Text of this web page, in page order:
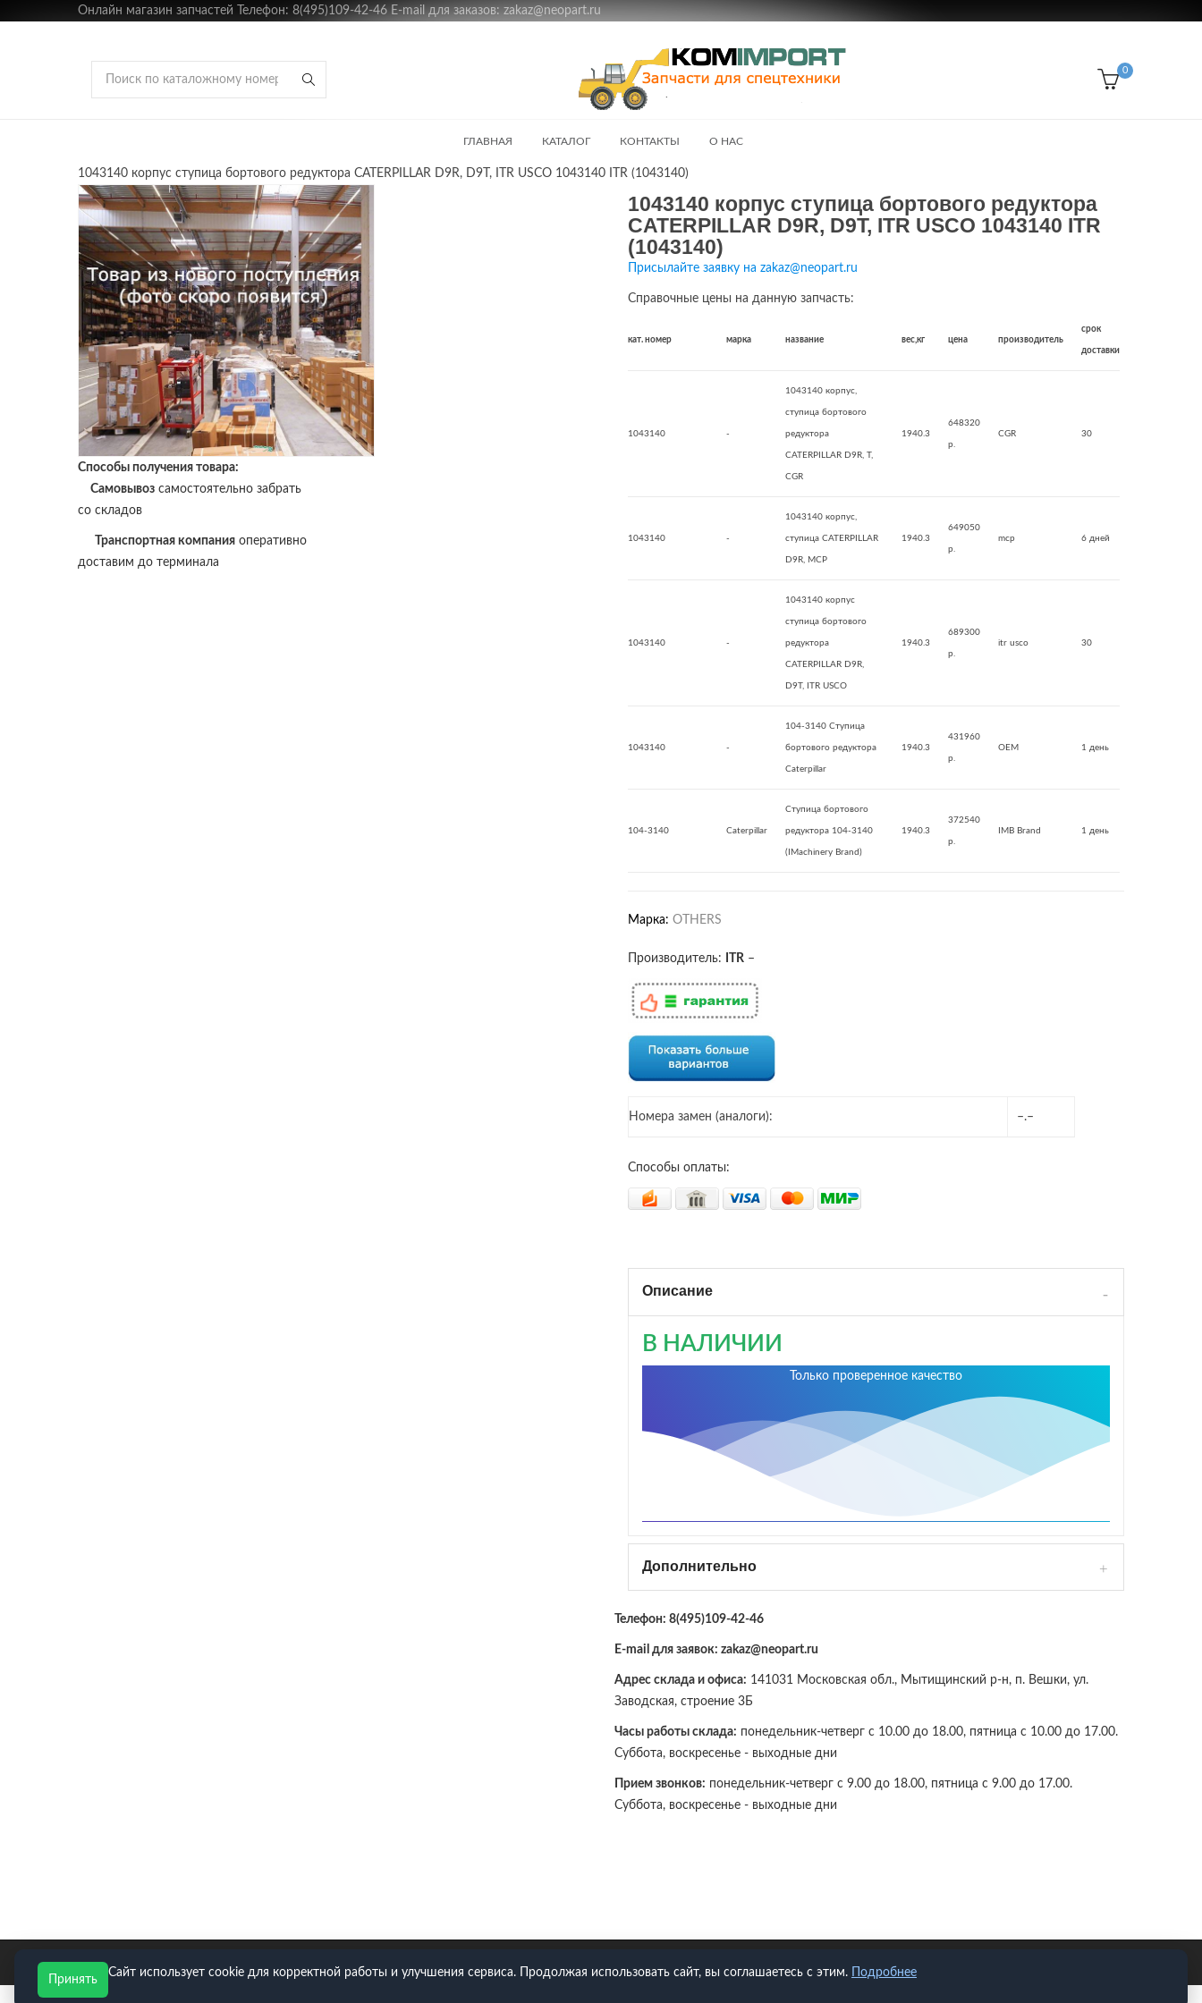
Онлайн магазин запчастей Телефон: 8(495)109-42-46 E-mail для заказов: zakaz@neopart.ru
0
ГЛАВНАЯ КАТАЛОГ КОНТАКТЫ О НАС
1043140 корпус ступица бортового редуктора CATERPILLAR D9R, D9T, ITR USCO 1043140 ITR (1043140)
Способы получения товара:
Самовывоз самостоятельно забрать
со складов
Транспортная компания оперативно
доставим до терминала
1043140 корпус ступица бортового редуктора
CATERPILLAR D9R, D9T, ITR USCO 1043140 ITR
(1043140)
Присылайте заявку на zakaz@neopart.ru
Справочные цены на данную запчасть:
кат. номер марка название вес,кг цена производитель
срок
доставки
1043140 -
1043140 корпус,
ступица бортового
редуктора
CATERPILLAR D9R, T,
CGR
1940.3
648320
р.
CGR 30
1043140 -
1043140 корпус,
ступица CATERPILLAR
D9R, MCP
1940.3
649050
р.
mcp 6 дней
1043140 -
1043140 корпус
ступица бортового
редуктора
CATERPILLAR D9R,
D9T, ITR USCO
1940.3
689300
р.
itr usco 30
1043140 -
104-3140 Ступица
бортового редуктора
Caterpillar
1940.3
431960
р.
OEM 1 день
104-3140 Caterpillar
Ступица бортового
редуктора 104-3140
(IMachinery Brand)
1940.3
372540
р.
IMB Brand 1 день
Марка: OTHERS
Производитель: ITR –
Номера замен (аналоги): –.–
Способы оплаты:
Описание
В НАЛИЧИИ
Только проверенное качество
Дополнительно
Телефон: 8(495)109-42-46
E-mail для заявок: zakaz@neopart.ru
Адрес склада и офиса: 141031 Московская обл., Мытищинский р-н, п. Вешки, ул.
Заводская, строение 3Б
Часы работы склада: понедельник-четверг с 10.00 до 18.00, пятница с 10.00 до 17.00.
Суббота, воскресенье - выходные дни
Прием звонков: понедельник-четверг с 9.00 до 18.00, пятница с 9.00 до 17.00.
Суббота, воскресенье - выходные дни
E-mail для заявок: zakaz@neopart.ru. Телефон: 8(495)109-42-46
Сайт использует cookie для корректной работы и улучшения сервиса. Продолжая использовать сайт, вы соглашаетесь с этим. Подробнее
Принять